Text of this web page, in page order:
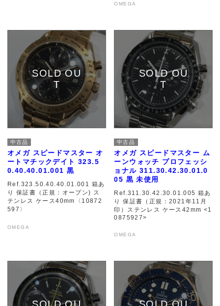
OMEGA
中古品
オメガ スピードマスター オ
ートマチックデイト 323.5
0.40.40.01.001 黒
Ref.323.50.40.40.01.001 箱あ
り 保証書（正規：オープン) ス
テンレス ケース40mm〈10872
597〉
OMEGA
中古品
オメガ スピードマスター ム
ーンウォッチ プロフェッシ
ョナル 311.30.42.30.01.0
05 黒 未使用
Ref.311.30.42.30.01.005 箱あ
り 保証書（正規：2021年11月
印）ステンレス ケース42mm <1
0875927>
OMEGA